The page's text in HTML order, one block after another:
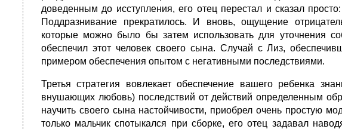
доведенным до исступления, его отец перестал и сказал
Поддразнивание прекратилось. И вновь, ощущение
которые можно было бы затем использовать для уточнения
обеспечил этот человек своего сына. Случай с Лиз,
примером обеспечения опытом с негативными последствиями.
Третья стратегия вовлекает обеспечение вашего ребенка
внушающих любовь) последствий от действий определенным
научить своего сына настойчивости, приобрел очень простую
только мальчик спотыкался при сборке, его отец задавал